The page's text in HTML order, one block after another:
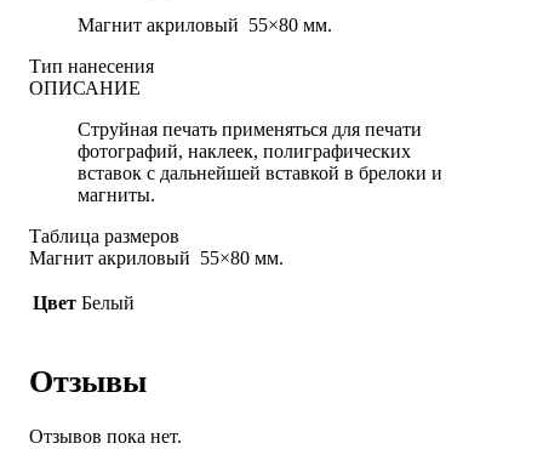
Магнит акриловый 55×80 мм.
Тип нанесения
ОПИСАНИЕ
Струйная печать применяться для печати
фотографий, наклеек, полиграфических
вставок с дальнейшей вставкой в брелоки и
магниты.
Таблица размеров
Магнит акриловый 55×80 мм.
Цвет Белый
Отзывы
Отзывов пока нет.